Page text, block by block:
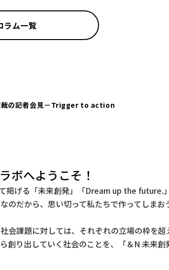
ラム一覧
裁の記者会見－Trigger to action
ボへようこそ！
掲げる「未来創発」「Dream up the future.
のだから、思い切って私たちで作ってしま
会課題に対しては、それぞれの立場の枠を超
創り出していく社会のことを、「＆N 未来